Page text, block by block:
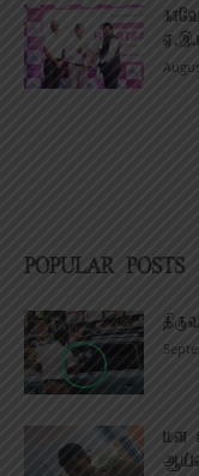
POPULAR POSTS
மன